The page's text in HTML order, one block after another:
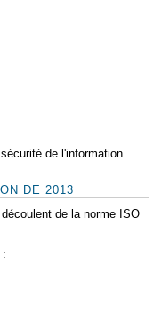
de l'information
DE 2013
découlent de la norme ISO
: